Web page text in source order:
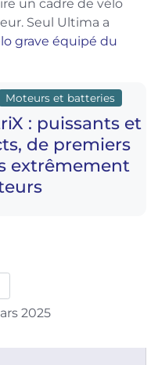
un cadre de vélo
Seul Ultima a
grave équipé du
Moteurs et batteries
: puissants et
de premiers
extrêmement
2025